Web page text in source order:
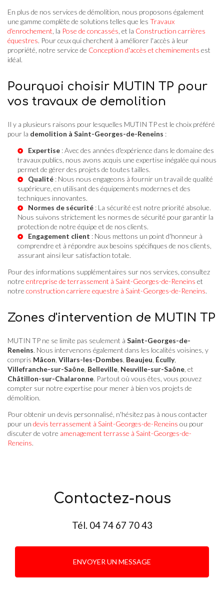
En plus de nos services de démolition, nous proposons également
une gamme complète de solutions telles que les Travaux
d'enrochement , la Pose de concassés , et la Construction carrières
équestres. Pour ceux qui cherchent à améliorer l'accès à leur
propriété, notre service de Conception d'accès et cheminements est
idéal.
Pourquoi choisir MUTIN TP pour
vos travaux de demolition
Il y a plusieurs raisons pour lesquelles MUTIN TP est le choix préféré
pour la demolition à Saint-Georges-de-Reneins :
Expertise : Avec des années d'expérience dans le domaine des
travaux publics, nous avons acquis une expertise inégalée qui nous
permet de gérer des projets de toutes tailles.
Qualité : Nous nous engageons à fournir un travail de qualité
supérieure, en utilisant des équipements modernes et des
techniques innovantes.
Normes de sécurité : La sécurité est notre priorité absolue.
Nous suivons strictement les normes de sécurité pour garantir la
protection de notre équipe et de nos clients.
Engagement client : Nous mettons un point d'honneur à
comprendre et à répondre aux besoins spécifiques de nos clients,
assurant ainsi leur satisfaction totale.
Pour des informations supplémentaires sur nos services, consultez
notre entreprise de terrassement à Saint-Georges-de-Reneins et
notre construction carriere equestre à Saint-Georges-de-Reneins.
Zones d'intervention de MUTIN TP
MUTIN TP ne se limite pas seulement à Saint-Georges-de-
Reneins. Nous intervenons également dans les localités voisines, y
compris Mâcon Villars-les-Dombes Beaujeu Écully,
Villefranche-sur-Saône Belleville Neuville-sur-Saône , et
Châtillon-sur-Chalaronne. Partout où vous êtes, vous pouvez
compter sur notre expertise pour mener à bien vos projets de
démolition.
Pour obtenir un devis personnalisé, n'hésitez pas à nous contacter
pour un devis terrassement à Saint-Georges-de-Reneins ou pour
discuter de votre amenagement terrasse à Saint-Georges-de-
Reneins.
Contactez-nous
Tél. 04 74 67 70 43
ENVOYER UN MESSAGE